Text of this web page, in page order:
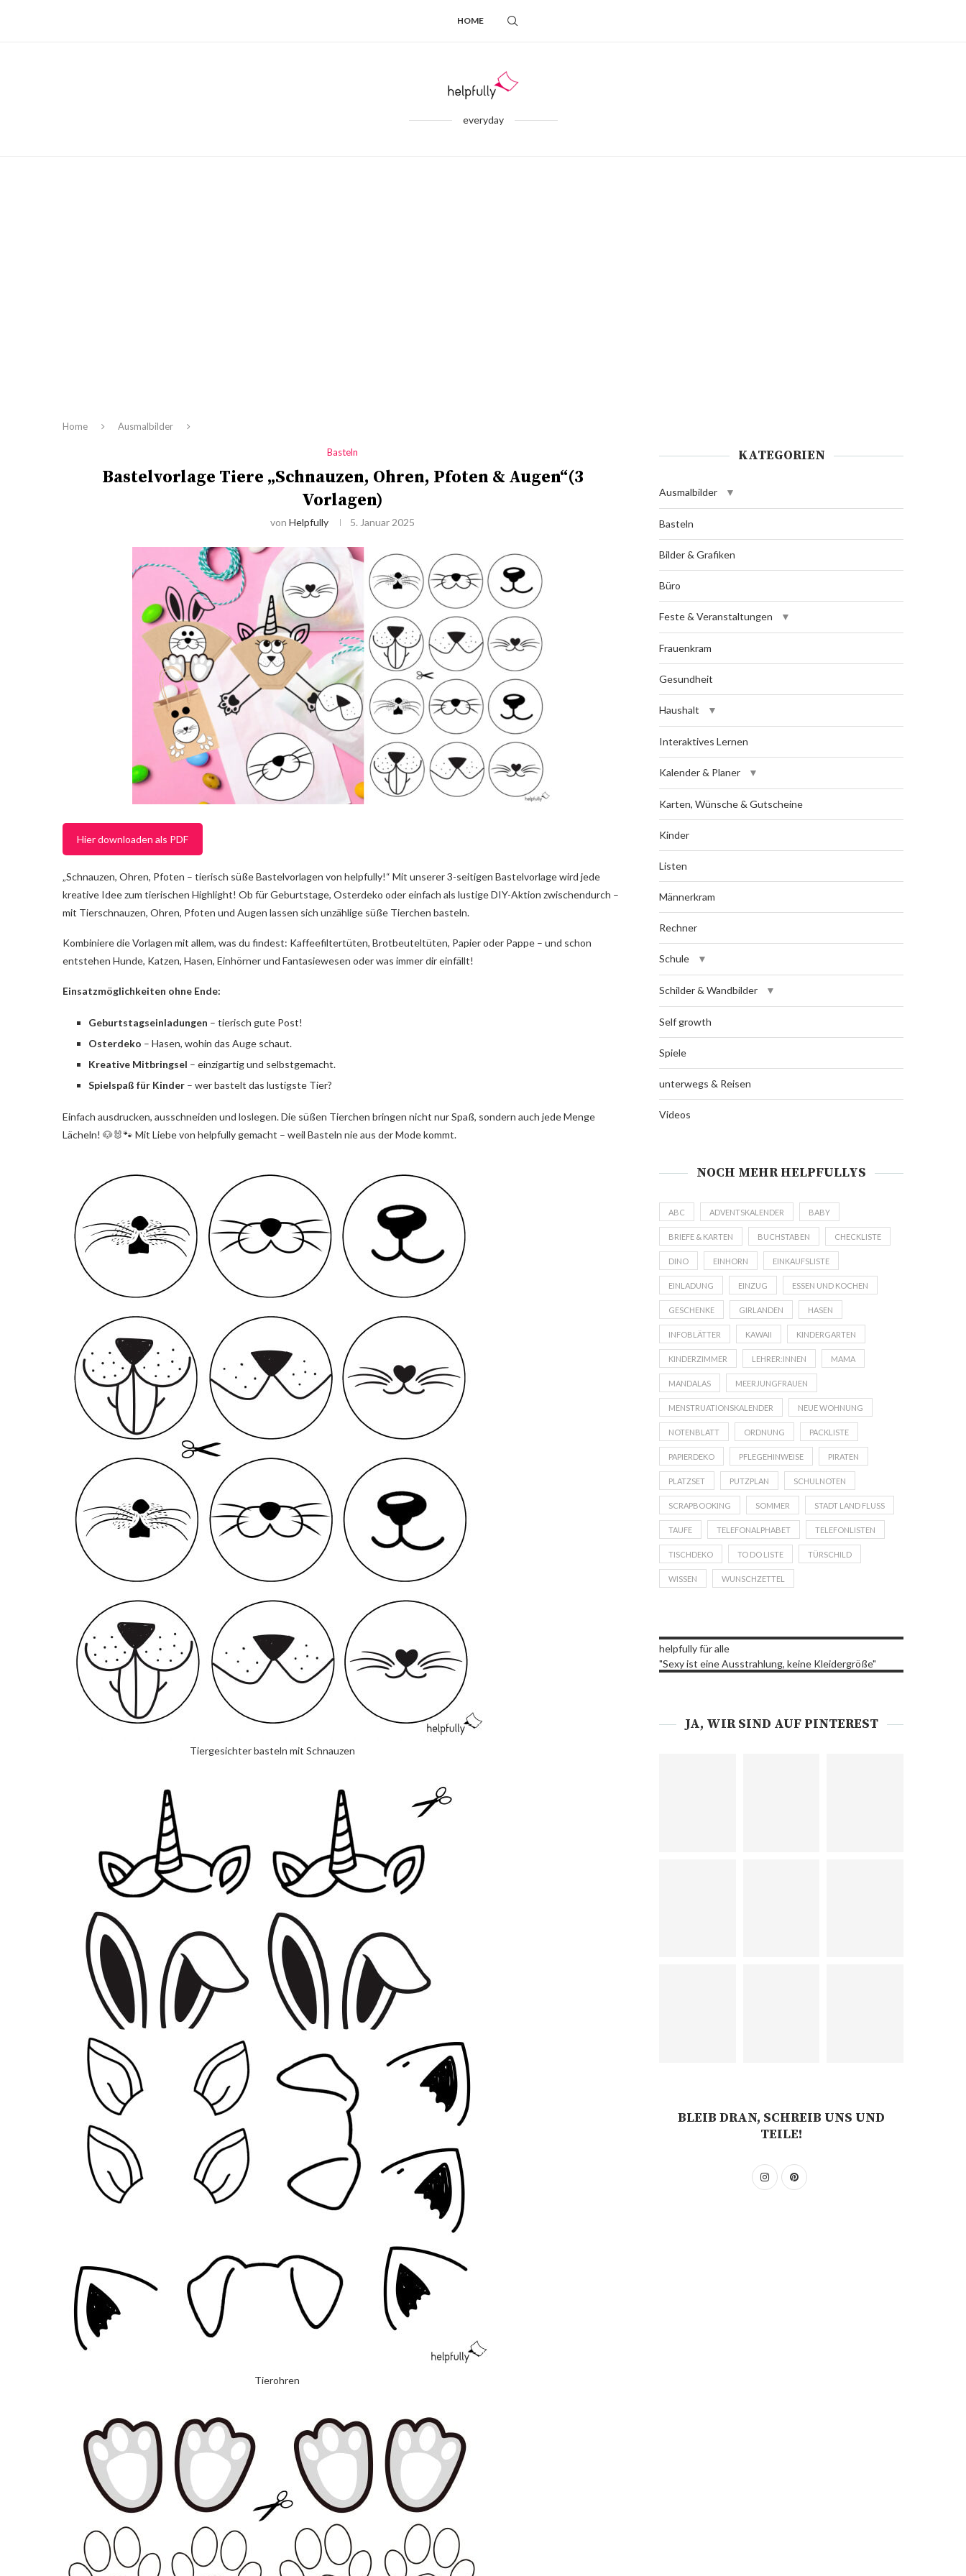
HOME
everyday
Home Ausmalbilder
Basteln
Bastelvorlage Tiere „Schnauzen, Ohren, Pfoten & Augen“(3
Vorlagen)
vonHelpfully 5. Januar 2025
Hier downloaden als PDF
„Schnauzen, Ohren, Pfoten – tierisch süße Bastelvorlagen von helpfully!“ Mit unserer 3-seitigen Bastelvorlage wird jede
kreative Idee zum tierischen Highlight! Ob für Geburtstage, Osterdeko oder einfach als lustige DIY-Aktion zwischendurch –
mit Tierschnauzen, Ohren, Pfoten und Augen lassen sich unzählige süße Tierchen basteln.
Kombiniere die Vorlagen mit allem, was du findest: Kaffeefiltertüten, Brotbeuteltüten, Papier oder Pappe – und schon
entstehen Hunde, Katzen, Hasen, Einhörner und Fantasiewesen oder was immer dir einfällt!
Einsatzmöglichkeiten ohne Ende:
Geburtstagseinladungen – tierisch gute Post!
Osterdeko – Hasen, wohin das Auge schaut.
Kreative Mitbringsel – einzigartig und selbstgemacht.
Spielspaß für Kinder – wer bastelt das lustigste Tier?
Einfach ausdrucken, ausschneiden und loslegen. Die süßen Tierchen bringen nicht nur Spaß, sondern auch jede Menge
Lächeln! 🐶🐰🐾 Mit Liebe von helpfully gemacht – weil Basteln nie aus der Mode kommt.
Tiergesichter basteln mit Schnauzen
Tierohren
KATEGORIEN
Ausmalbilder
Basteln
Bilder & Grafiken
Büro
Feste & Veranstaltungen
Frauenkram
Gesundheit
Haushalt
Interaktives Lernen
Kalender & Planer
Karten, Wünsche & Gutscheine
Kinder
Listen
Männerkram
Rechner
Schule
Schilder & Wandbilder
Self growth
Spiele
unterwegs & Reisen
Videos
NOCH MEHR HELPFULLYS
ABC ADVENTSKALENDER BABY
BRIEFE & KARTEN BUCHSTABEN CHECKLISTE
DINO EINHORN EINKAUFSLISTE
EINLADUNG EINZUG ESSEN UND KOCHEN
GESCHENKE GIRLANDEN HASEN
INFOBLÄTTER KAWAII KINDERGARTEN
KINDERZIMMER LEHRER:INNEN MAMA
MANDALAS MEERJUNGFRAUEN
MENSTRUATIONSKALENDER NEUE WOHNUNG
NOTENBLATT ORDNUNG PACKLISTE
PAPIERDEKO PFLEGEHINWEISE PIRATEN
PLATZSET PUTZPLAN SCHULNOTEN
SCRAPBOOKING SOMMER STADT LAND FLUSS
TAUFE TELEFONALPHABET TELEFONLISTEN
TISCHDEKO TO DO LISTE TÜRSCHILD
WISSEN WUNSCHZETTEL
helpfully für alle
"Sexy ist eine Ausstrahlung, keine Kleidergröße"
JA, WIR SIND AUF PINTEREST
BLEIB DRAN, SCHREIB UNS UND
TEILE!